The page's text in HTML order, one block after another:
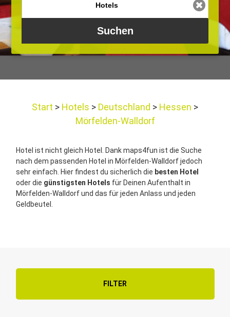
Start Hotels Deutschland
Hessen
Mörfelden-Walldorf
Hotel ist nicht gleich Hotel. Dank maps4fun ist die Suche
nach dem passenden Hotel in Mörfelden-Walldorf jedoch
sehr einfach. Hier findest du sicherlich die besten Hotel
oder die günstigsten Hotels für Deinen Aufenthalt in
Mörfelden-Walldorf und das für jeden Anlass und jeden
Geldbeutel.
FILTER